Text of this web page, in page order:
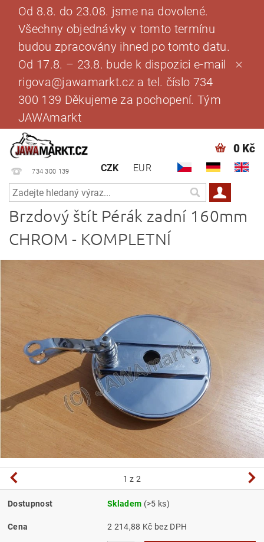
Od 8.8. do 23.08. jsme na dovolené.
Všechny objednávky v tomto termínu
budou zpracovány ihned po tomto datu.
Od 17.8. – 23.8. bude k dispozici e-mail
rigova@jawamarkt.cz a tel. číslo 734
300 139 Děkujeme za pochopení. Tým
JAWAmarkt
734 300 139 CZK EUR
0 Kč
Brzdový štít Pérák zadní 160mm
CHROM - KOMPLETNÍ
1 z 2
Dostupnost Skladem (>5 ks)
Cena 2 214,88 Kč bez DPH